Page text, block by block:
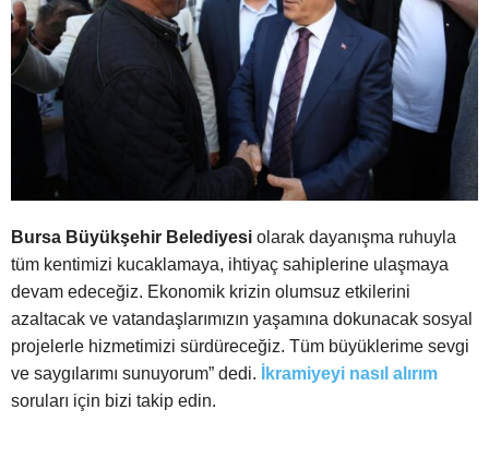
Bursa Büyükşehir Belediyesi olarak dayanışma ruhuyla
tüm kentimizi kucaklamaya, ihtiyaç sahiplerine ulaşmaya
devam edeceğiz. Ekonomik krizin olumsuz etkilerini
azaltacak ve vatandaşlarımızın yaşamına dokunacak sosyal
projelerle hizmetimizi sürdüreceğiz. Tüm büyüklerime sevgi
ve saygılarımı sunuyorum” dedi.
İkramiyeyi nasıl alırım
soruları için bizi takip edin.